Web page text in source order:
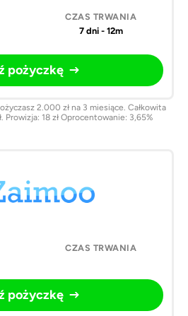
7 dni - 12m
pożyczkę
2.000 zł na 3 miesiące. Całkowita
Prowizja: 18 zł Oprocentowanie: 3,65%
pożyczkę